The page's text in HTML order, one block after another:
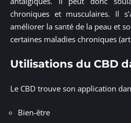
chroniques et musculaires. Il
améliorer la santé de la peau et
certaines maladies chroniques
Utilisations du CBD
Le CBD trouve son application
Bien-être